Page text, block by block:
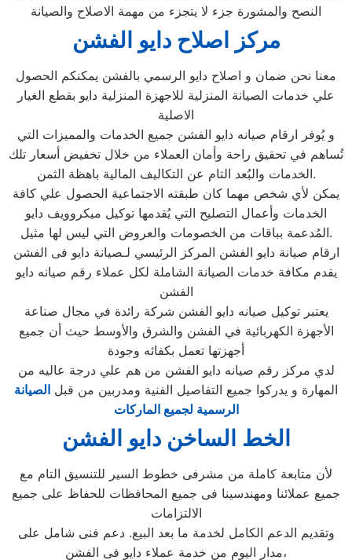
النصح والمشورة جزء لا يتجزء من مهمة الاصلاح والصيانة
مركز اصلاح دايو الفشن
معنا نحن ضمان و اصلاح دايو الرسمي بالفشن يمكنكم الحصول
علي خدمات الصيانة المنزلية للاجهزة المنزلية دايو بقطع الغيار
الاصلية
و يُوفر ارقام صيانه دايو الفشن جميع الخدمات والمميزات التي
تُساهم في تحقيق راحة وأمان العملاء من خلال تخفيض أسعار تلك
الخدمات والبُعد التام عن التكاليف المالية باهظة الثمن.
يمكن لأي شخص مهما كان طبقته الاجتماعية الحصول علي كافة
الخدمات وأعمال التصليح التي يُقدمها توكيل ميكروويف دايو
المُدعمة بباقات من الخصومات والعروض التي ليس لها مثيل.
ارقام صيانة دايو الفشن المركز الرئيسي لـصيانة دايو فى الفشن
يقدم مكافة خدمات الصيانة الشاملة لكل عملاء رقم صيانه دايو
الفشن
يعتبر توكيل صيانه دايو الفشن شركة رائدة في مجال صناعة
الأجهزة الكهربائية في الفشن والشرق والأوسط حيث أن جميع
أجهزتها تعمل بكفائه وجودة
لدي مركز رقم صيانه دايو الفشن من هم علي درجة عاليه من
المهارة و يدركوا جميع التفاصيل الفنية ومدربين من قبل الصيانة
الرسمية لجميع الماركات
الخط الساخن دايو الفشن
لأن متابعة كاملة من مشرفى خطوط السير للتنسيق التام مع
جميع عملائنا ومهندسينا فى جميع المحافظات للحفاظ على جميع
الالتزامات
وتقديم الدعم الكامل لخدمة ما بعد البيع. دعم فنى شامل على
مدار اليوم من خدمة عملاء دايو فى الفشن،